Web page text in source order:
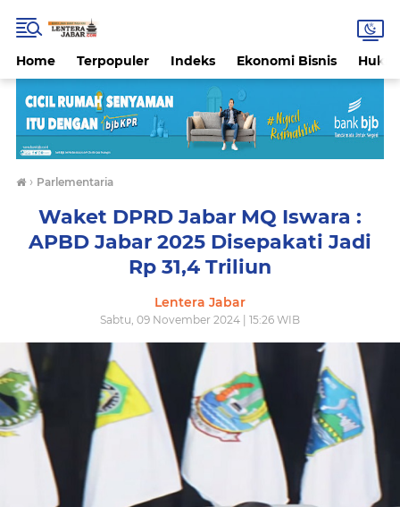
Home Terpopuler Indeks Ekonomi Bisnis
› Parlementaria
Waket DPRD Jabar MQ Iswara :
APBD Jabar 2025 Disepakati Jadi
Rp 31,4 Triliun
Lentera Jabar
Sabtu, 09 November 2024 | 15:26 WIB